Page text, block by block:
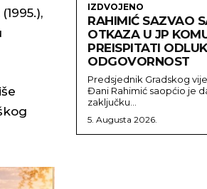
IZDVOJENO
RAHIMIĆ SAZVAO
OTKAZA U JP
PREISPITATI
ODGOVORNOST
Predsjednik Gradskog
Đani Rahimić saopćio je
zaključku...
5. Augusta 2026.